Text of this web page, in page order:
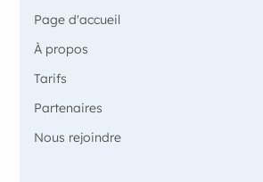
Page d'accueil
À propos
Tarifs
Partenaires
Nous rejoindre